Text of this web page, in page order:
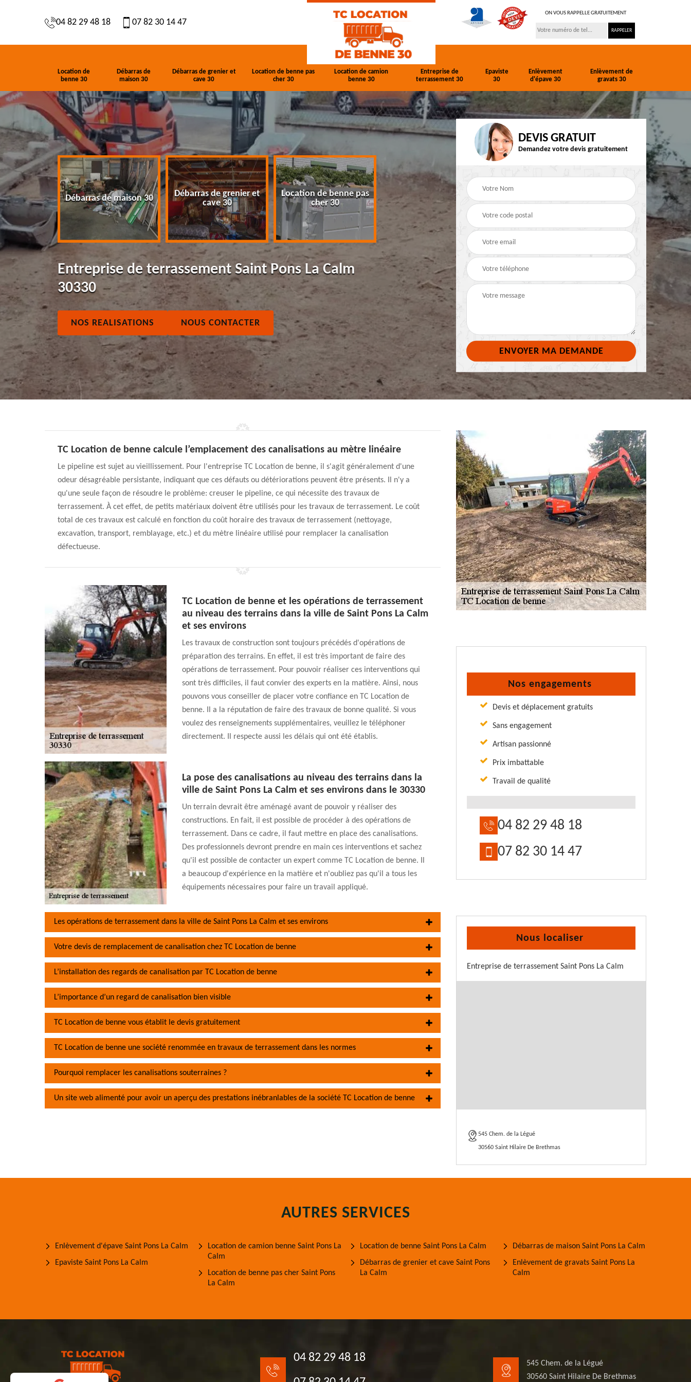
04 82 29 48 18 07 82 30 14 47
ON VOUS RAPPELLE GRATUITEMENT
Location de
benne 30
Débarras de
maison 30
Débarras de grenier et
cave 30
Location de benne pas
cher 30
Location de camion
benne 30
Entreprise de
terrassement 30
Epaviste
30
Enlèvement
d'épave 30
Enlèvement de
gravats 30
benne 30 Débarras de maison 30
Débarras de grenier et
cave 30
Location de benne pas
cher 30
Location de camion
benne 30
terrassement 30
Epaviste 30
Entreprise de terrassement Saint Pons La Calm
30330
NOS REALISATIONS NOUS CONTACTER
DEVIS GRATUIT
Demandez votre devis gratuitement
TC Location de benne calcule l’emplacement des canalisations au mètre linéaire
Le pipeline est sujet au vieillissement. Pour l'entreprise TC Location de benne, il s'agit généralement d'une
odeur désagréable persistante, indiquant que ces défauts ou détériorations peuvent être présents. Il n'y a
qu'une seule façon de résoudre le problème: creuser le pipeline, ce qui nécessite des travaux de
terrassement. À cet effet, de petits matériaux doivent être utilisés pour les travaux de terrassement. Le coût
total de ces travaux est calculé en fonction du coût horaire des travaux de terrassement (nettoyage,
excavation, transport, remblayage, etc.) et du mètre linéaire utilisé pour remplacer la canalisation
défectueuse.
TC Location de benne et les opérations de terrassement
au niveau des terrains dans la ville de Saint Pons La Calm
et ses environs
Les travaux de construction sont toujours précédés d'opérations de
préparation des terrains. En effet, il est très important de faire des
opérations de terrassement. Pour pouvoir réaliser ces interventions qui
sont très difficiles, il faut convier des experts en la matière. Ainsi, nous
pouvons vous conseiller de placer votre confiance en TC Location de
benne. Il a la réputation de faire des travaux de bonne qualité. Si vous
voulez des renseignements supplémentaires, veuillez le téléphoner
directement. Il respecte aussi les délais qui ont été établis.
La pose des canalisations au niveau des terrains dans la
ville de Saint Pons La Calm et ses environs dans le 30330
Un terrain devrait être aménagé avant de pouvoir y réaliser des
constructions. En fait, il est possible de procéder à des opérations de
terrassement. Dans ce cadre, il faut mettre en place des canalisations.
Des professionnels devront prendre en main ces interventions et sachez
qu'il est possible de contacter un expert comme TC Location de benne. Il
a beaucoup d'expérience en la matière et n'oubliez pas qu'il a tous les
équipements nécessaires pour faire un travail appliqué.
Les opérations de terrassement dans la ville de Saint Pons La Calm et ses environs
Votre devis de remplacement de canalisation chez TC Location de benne
L’installation des regards de canalisation par TC Location de benne
L’importance d’un regard de canalisation bien visible
TC Location de benne vous établit le devis gratuitement
TC Location de benne une société renommée en travaux de terrassement dans les normes
Pourquoi remplacer les canalisations souterraines ?
Un site web alimenté pour avoir un aperçu des prestations inébranlables de la société TC Location de benne
Nos engagements
Devis et déplacement gratuits
Sans engagement
Artisan passionné
Prix imbattable
Travail de qualité
04 82 29 48 18
07 82 30 14 47
Nous localiser
Entreprise de terrassement Saint Pons La Calm
545 Chem. de la Légué
30560 Saint Hilaire De Brethmas
AUTRES SERVICES
Enlèvement d'épave Saint Pons La Calm
Epaviste Saint Pons La Calm
Location de camion benne Saint Pons La
Calm
Location de benne pas cher Saint Pons
La Calm
Location de benne Saint Pons La Calm
Débarras de grenier et cave Saint Pons
La Calm
Débarras de maison Saint Pons La Calm
Enlèvement de gravats Saint Pons La
Calm
04 82 29 48 18
545 Chem. de la Légué
30560 Saint Hilaire De Brethmas